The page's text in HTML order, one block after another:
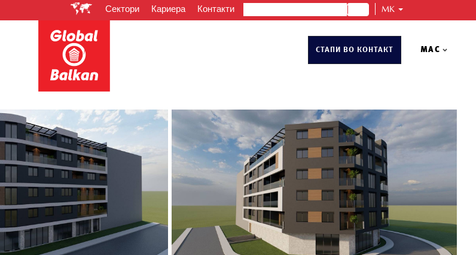
Градежништво Керамика Греење
MK
Сектори Кариера Контакти
СТАПИ ВО КОНТАКТ MAC